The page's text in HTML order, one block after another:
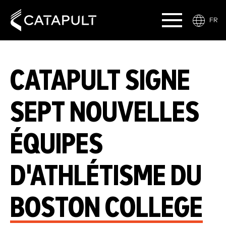
FR
CATAPULT SIGNE
SEPT NOUVELLES
ÉQUIPES
D'ATHLÉTISME DU
BOSTON COLLEGE